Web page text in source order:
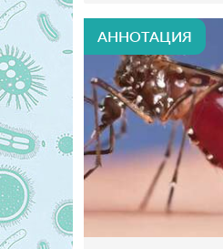
АННОТАЦИЯ